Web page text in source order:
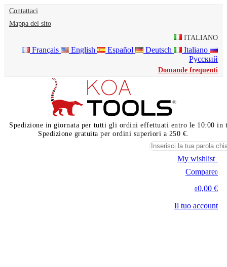
Contattaci
Mappa del sito
ITALIANO
Français English Español Deutsch
Italiano
Русский
Domande frequenti
Spedizione in giornata per tutti gli ordini effettuati entro le 10:00 in
Spedizione gratuita per ordini superiori a 250 €.
My wishlist
Compare0
00,00 €
Il tuo account